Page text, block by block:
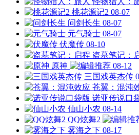
桃花源记2 08-07
问剑长生 08-07
元气骑士 08-07
伏魔传 08-10
盗墓笔记：
原神
08-12
三国戏英杰传
苍翼：混沌
诺亚传说口
仙山小农 08-14
QQ炫舞2
雾海之下 08-17